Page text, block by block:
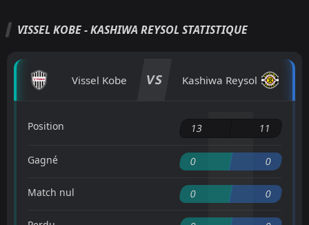
VISSEL KOBE - KASHIWA REYSOL STATISTIQUE
Vissel Kobe VS Kashiwa Reysol
Position 13 11
Gagné 0 0
Match nul 0 0